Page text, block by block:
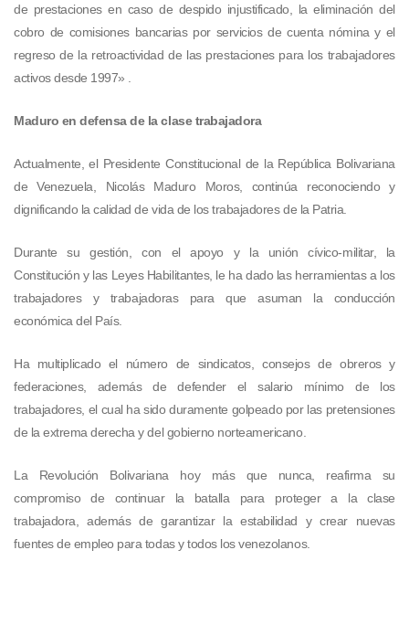
de prestaciones en caso de despido injustificado, la eliminación del
cobro de comisiones bancarias por servicios de cuenta nómina y el
regreso de la retroactividad de las prestaciones para los trabajadores
activos desde 1997» .
Maduro en defensa de la clase trabajadora
Actualmente, el Presidente Constitucional de la República Bolivariana
de Venezuela, Nicolás Maduro Moros, continúa reconociendo y
dignificando la calidad de vida de los trabajadores de la Patria.
Durante su gestión, con el apoyo y la unión cívico-militar, la
Constitución y las Leyes Habilitantes, le ha dado las herramientas a los
trabajadores y trabajadoras para que asuman la conducción
económica del País.
Ha multiplicado el número de sindicatos, consejos de obreros y
federaciones, además de defender el salario mínimo de los
trabajadores, el cual ha sido duramente golpeado por las pretensiones
de la extrema derecha y del gobierno norteamericano.
La Revolución Bolivariana hoy más que nunca, reafirma su
compromiso de continuar la batalla para proteger a la clase
trabajadora, además de garantizar la estabilidad y crear nuevas
fuentes de empleo para todas y todos los venezolanos.